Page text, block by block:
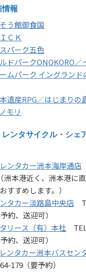
情報
う館御食国
ＣＫ
パーク五色
ドパークONOKORO／
ムパーク イングランド
遺産RPG／はじまりの
モリ
レンタサイクル・シェ
ンタカー洲本海岸通店
洲本港近く、洲本港に
すすめします。）
タカー淡路島中央店
約、送迎可）
リース（有）本社
約、送迎可）
ンタカー洲本バスセン
179（要予約）